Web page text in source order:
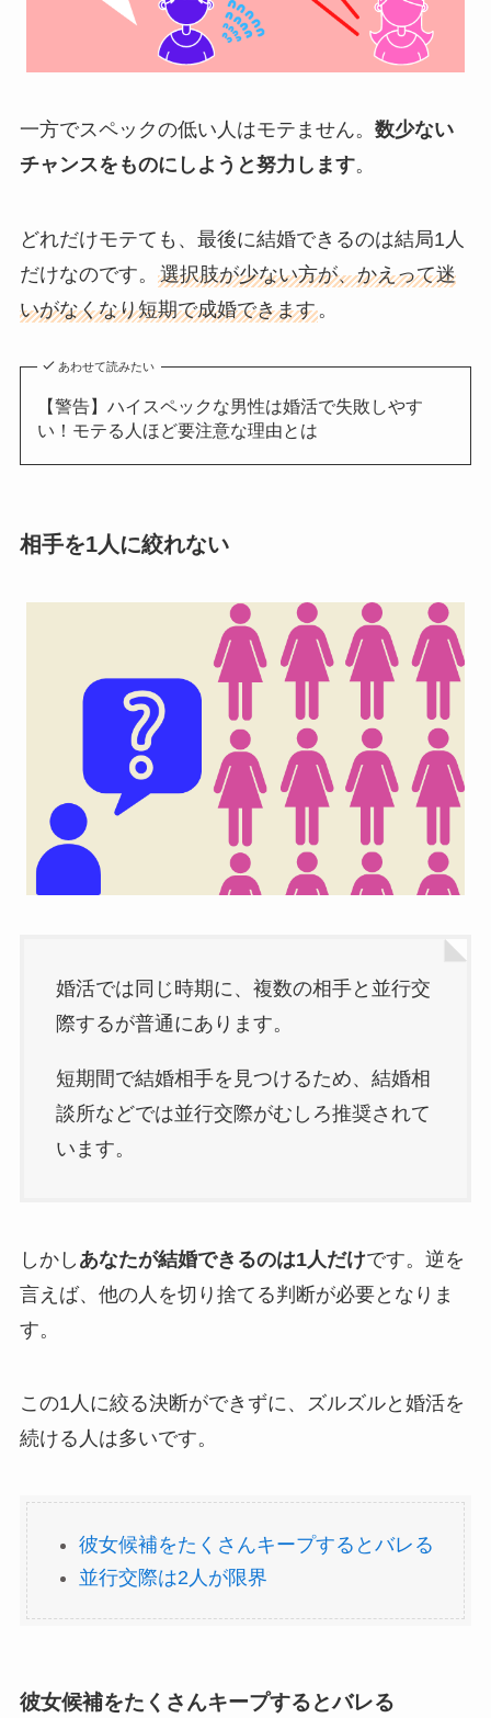
一方でスペックの低い人はモテません。 数少ない
チャンスをものにしようと努力します。
どれだけモテても、最後に結婚できるのは結局1人
だけなのです。 選択肢が少ない方が、かえって迷
いがなくなり短期で成婚できます。
あわせて読みたい
【警告】ハイスペックな男性は婚活で失敗しやす
い！モテる人ほど要注意な理由とは
相手を1人に絞れない
婚活では同じ時期に、複数の相手と並行交
際するが普通にあります。
短期間で結婚相手を見つけるため、結婚相
談所などでは並行交際がむしろ推奨されて
います。
しかし あなたが結婚できるのは1人だけです。逆を
言えば、他の人を切り捨てる判断が必要となりま
す。
この1人に絞る決断ができずに、ズルズルと婚活を
続ける人は多いです。
彼女候補をたくさんキープするとバレる
並行交際は2人が限界
彼女候補をたくさんキープするとバレる